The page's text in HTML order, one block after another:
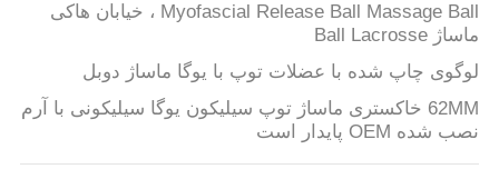
Myofascial Release Ball Massage Ball ، خیابان هاکی
ماساژ Ball Lacrosse
لوگوی چاپ شده با عضلات توپ با یوگا ماساژ دوبل
62MM خاکستری ماساژ توپ سیلیکون یوگا سیلیکونی با آرم
نصب شده OEM پایدار است